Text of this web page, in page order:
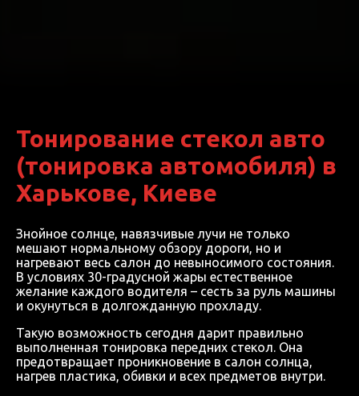
Тонирование стекол авто
(тонировка автомобиля) в
Харькове, Киеве
Знойное солнце, навязчивые лучи не только
мешают нормальному обзору дороги, но и
нагревают весь салон до невыносимого состояния.
В условиях 30-градусной жары естественное
желание каждого водителя – сесть за руль машины
и окунуться в долгожданную прохладу.
Такую возможность сегодня дарит правильно
выполненная тонировка передних стекол. Она
предотвращает проникновение в салон солнца,
нагрев пластика, обивки и всех предметов внутри.